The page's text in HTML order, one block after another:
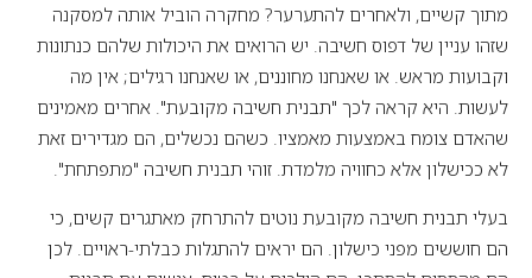
מתוך קשיים, ולאחרים להתערער? מחקרה הוביל אותה למסקנה
שזהו עניין של דפוס חשיבה. יש הרואים את היכולות שלהם כנתונות
וקבועות מראש. או שאנחנו מחוננים, או שאנחנו רגילים; אין מה
לעשות. היא קראה לכך "תבנית חשיבה מקובעת". אחרים מאמינים
שהאדם צומח באמצעות מאמציו. כשהם נכשלים, הם מגדירים זאת
לא ככישלון אלא כחוויה מלמדת. זוהי תבנית חשיבה "מתפתחת".
בעלי תבנית חשיבה מקובעת נוטים להתרחק מאתגרים קשים, כי
הם חוששים מפני כישלון. הם יראים להתגלות כבלתי-ראויים. לכן